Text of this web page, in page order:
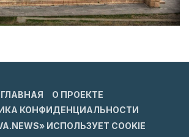
ГЛАВНАЯ
О ПРОЕКТЕ
КОНФИДЕНЦИАЛЬНОСТИ
ИСПОЛЬЗУЕТ COOKIE